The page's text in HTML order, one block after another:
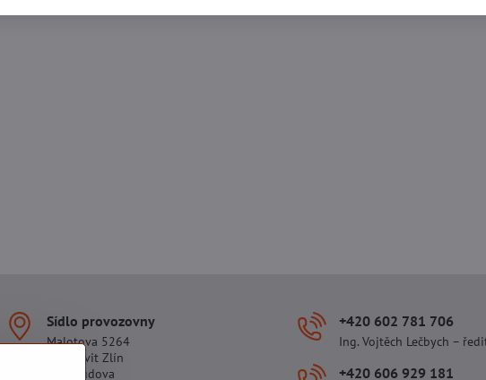
Sídlo provozovny
Malotova 5264
Areál Svit Zlín
113. budova
+420 602 781 706
Ing. Vojtěch Lečbych –
+420 606 929 181